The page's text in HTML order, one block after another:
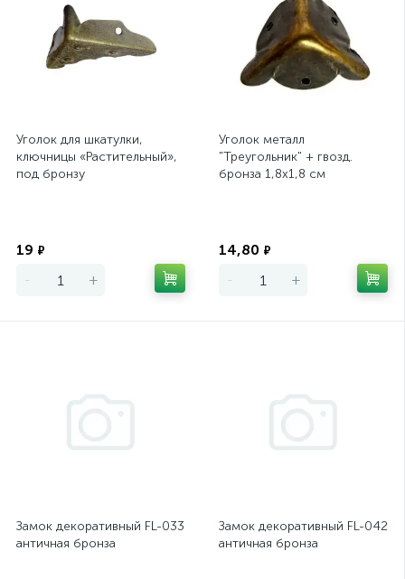
Уголок для шкатулки,
ключницы «Растительный»,
под бронзу
19 ₽
- +
Уголок металл
"Треугольник" + гвозд.
бронза 1,8х1,8 см
14,80 ₽
- +
Замок декоративный FL-033
античная бронза
Замок декоративный FL-042
античная бронза